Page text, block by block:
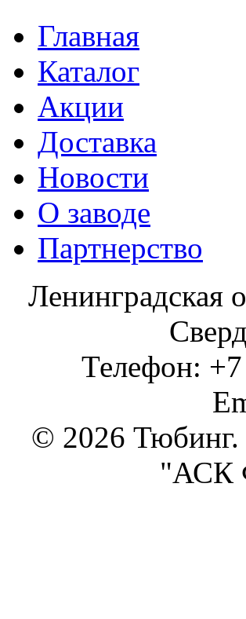
Главная
Каталог
Акции
Доставка
Новости
О заводе
Партнерство
Ленинградская
Телефон:
© 2026 Тюбинг.
"АСК